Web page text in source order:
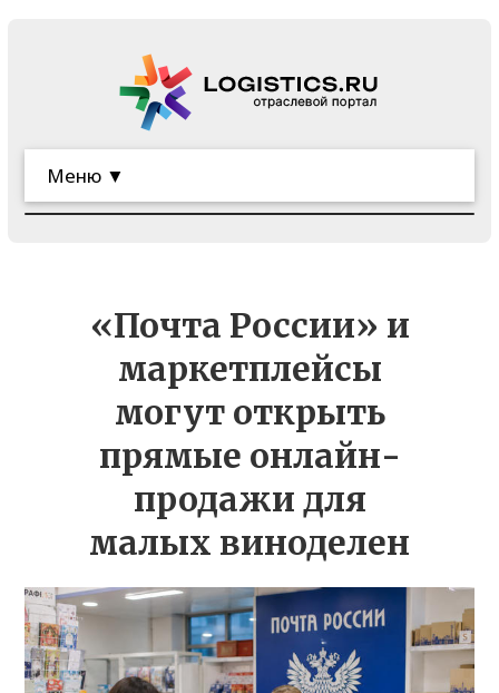
Меню ▼
«Почта России» и
маркетплейсы
могут открыть
прямые онлайн-
продажи для
малых виноделен